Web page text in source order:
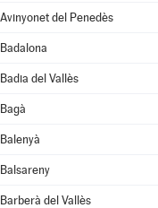
Avinyonet del Penedès
Badalona
Badia del Vallès
Bagà
Balenyà
Balsareny
Barberà del Vallès